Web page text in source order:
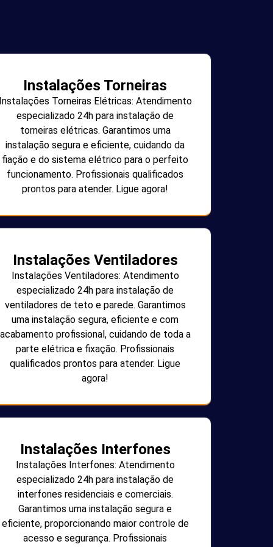
Instalações Torneiras
Torneiras Elétricas: Atendimento
especializado 24h para instalação de
torneiras elétricas. Garantimos uma
instalação segura e eficiente, cuidando da
fiação e do sistema elétrico para o perfeito
funcionamento. Profissionais qualificados
prontos para atender. Ligue agora!
Instalações Ventiladores
Instalações Ventiladores: Atendimento
especializado 24h para instalação de
ventiladores de teto e parede. Garantimos
uma instalação segura, eficiente e com
acabamento profissional, cuidando de toda a
parte elétrica e fixação. Profissionais
qualificados prontos para atender. Ligue
agora!
Instalações Interfones
Instalações Interfones: Atendimento
especializado 24h para instalação de
interfones residenciais e comerciais.
Garantimos uma instalação segura e
eficiente, proporcionando maior controle de
acesso e segurança. Profissionais